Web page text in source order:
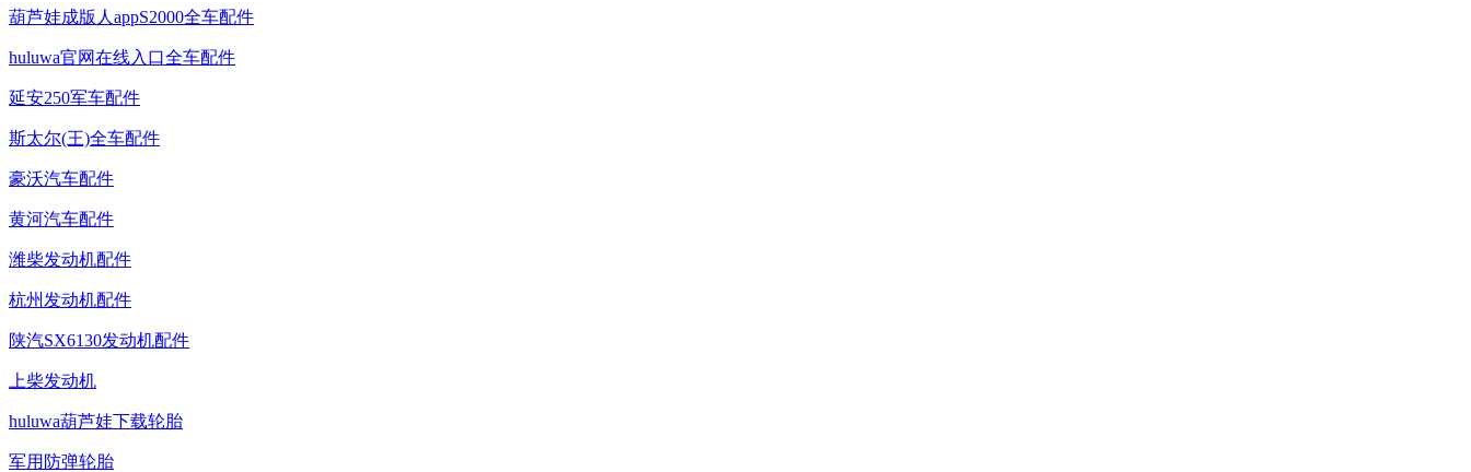
葫芦娃成版人appS2000全车配件
huluwa官网在线入口全车配件
延安250军车配件
斯太尔(王)全车配件
豪沃汽车配件
黄河汽车配件
潍柴发动机配件
杭州发动机配件
陕汽SX6130发动机配件
上柴发动机
huluwa葫芦娃下载轮胎
军用防弹轮胎